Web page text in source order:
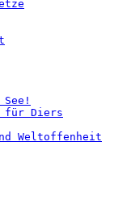
für Diers
Weltoffenheit